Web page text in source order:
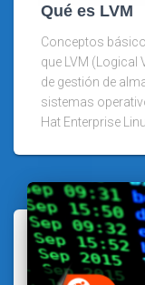
Qué es LVM
Conceptos
que LVM (Logical
de gestión de
sistemas
Hat Enterprise